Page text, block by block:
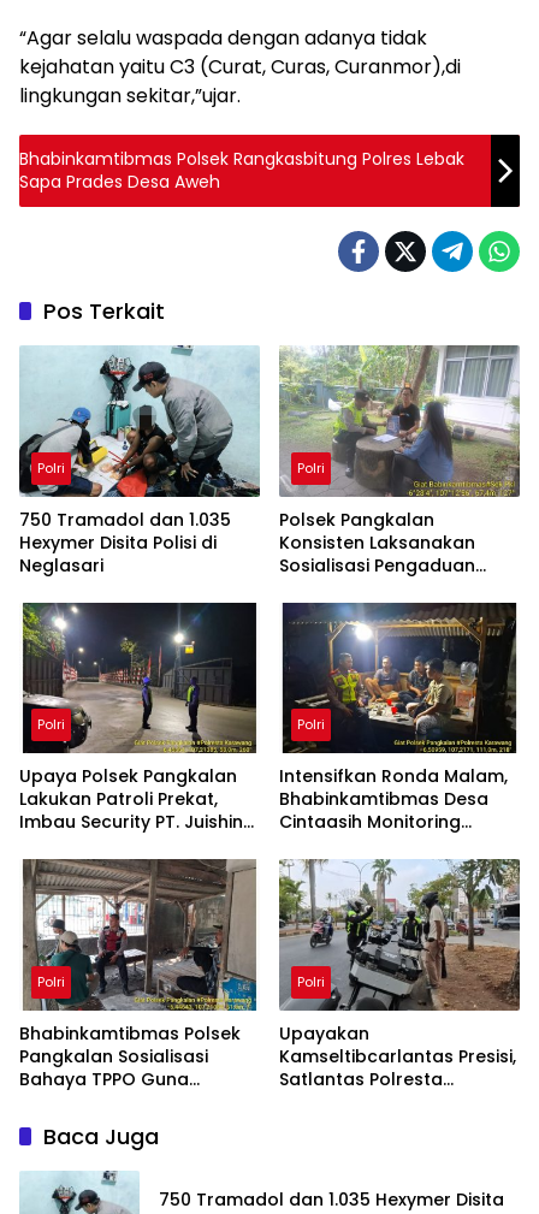
“Agar selalu waspada dengan adanya tidak
kejahatan yaitu C3 (Curat, Curas, Curanmor),di
lingkungan sekitar,”ujar.
Bhabinkamtibmas Polsek Rangkasbitung Polres Lebak
Sapa Prades Desa Aweh
Pos Terkait
Polri
750 Tramadol dan 1.035
Hexymer Disita Polisi di
Neglasari
Polri
Polsek Pangkalan
Konsisten Laksanakan
Sosialisasi Pengaduan
Kepada Warga di Wilayah
Hukum
Polri
Upaya Polsek Pangkalan
Lakukan Patroli Prekat,
Imbau Security PT. Juishin
Pabrik
Polri
Intensifkan Ronda Malam,
Bhabinkamtibmas Desa
Cintaasih Monitoring
Masyarakat
Polri
Bhabinkamtibmas Polsek
Pangkalan Sosialisasi
Bahaya TPPO Guna
Parunglaksana akan
Dampak Buruknya
Polri
Upayakan
Kamseltibcarlantas Presisi,
Satlantas Polresta
Baca Juga
750 Tramadol dan 1.035 Hexymer Disita